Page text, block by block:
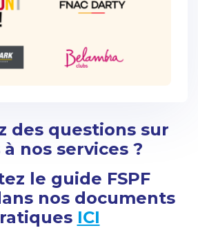
des questions sur
à nos services ?
le guide FSPF
nos documents
ICI